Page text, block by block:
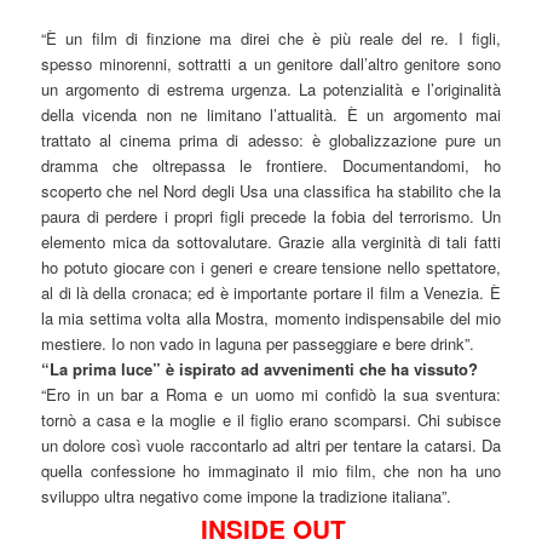
“È un film di finzione ma direi che è più reale del re. I figli,
spesso minorenni, sottratti a un genitore dall’altro genitore sono
un argomento di estrema urgenza. La potenzialità e l’originalità
della vicenda non ne limitano l’attualità. È un argomento mai
trattato al cinema prima di adesso: è globalizzazione pure un
dramma che oltrepassa le frontiere. Documentandomi, ho
scoperto che nel Nord degli Usa una classifica ha stabilito che la
paura di perdere i propri figli precede la fobia del terrorismo. Un
elemento mica da sottovalutare. Grazie alla verginità di tali fatti
ho potuto giocare con i generi e creare tensione nello spettatore,
al di là della cronaca; ed è importante portare il film a Venezia. È
la mia settima volta alla Mostra, momento indispensabile del mio
mestiere. Io non vado in laguna per passeggiare e bere drink”.
“La prima luce” è ispirato ad avvenimenti che ha vissuto?
“Ero in un bar a Roma e un uomo mi confidò la sua sventura:
tornò a casa e la moglie e il figlio erano scomparsi. Chi subisce
un dolore così vuole raccontarlo ad altri per tentare la catarsi. Da
quella confessione ho immaginato il mio film, che non ha uno
sviluppo ultra negativo come impone la tradizione italiana”.
INSIDE OUT